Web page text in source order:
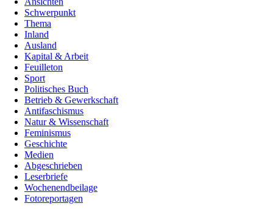
Schwerpunkt
Thema
Inland
Ausland
Kapital & Arbeit
Feuilleton
Sport
Politisches Buch
Betrieb & Gewerkschaft
Antifaschismus
Natur & Wissenschaft
Feminismus
Geschichte
Medien
Abgeschrieben
Leserbriefe
Wochenendbeilage
Fotoreportagen